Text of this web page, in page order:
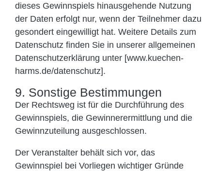
dieses Gewinnspiels hinausgehende Nutzung
der Daten erfolgt nur, wenn der Teilnehmer dazu
gesondert eingewilligt hat. Weitere Details zum
Datenschutz finden Sie in unserer allgemeinen
Datenschutzerklärung unter [www.kuechen-
harms.de/datenschutz].
9. Sonstige Bestimmungen
Der Rechtsweg ist für die Durchführung des
Gewinnspiels, die Gewinnerermittlung und die
Gewinnzuteilung ausgeschlossen.
Der Veranstalter behält sich vor, das
Gewinnspiel bei Vorliegen wichtiger Gründe